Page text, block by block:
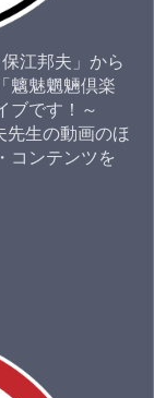
江邦夫」から
魑魅魍魎倶楽
ブです！～
先生の動画のほ
コンテンツを